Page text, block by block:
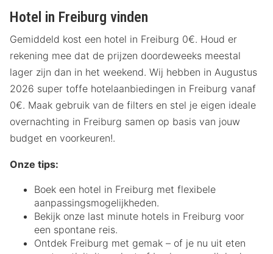
Hotel in Freiburg vinden
Gemiddeld kost een hotel in Freiburg 0€. Houd er
rekening mee dat de prijzen doordeweeks meestal
lager zijn dan in het weekend. Wij hebben in Augustus
2026 super toffe hotelaanbiedingen in Freiburg vanaf
0€. Maak gebruik van de filters en stel je eigen ideale
overnachting in Freiburg samen op basis van jouw
budget en voorkeuren!.
Onze tips:
Boek een hotel in Freiburg met flexibele
aanpassingsmogelijkheden.
Bekijk onze last minute hotels in Freiburg voor
een spontane reis.
Ontdek Freiburg met gemak – of je nu uit eten